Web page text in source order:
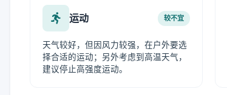
运动 较不宜
天气较好，但因风力较强，在户外要选
择合适的运动；另外考虑到高温天气，
建议停止高强度运动。